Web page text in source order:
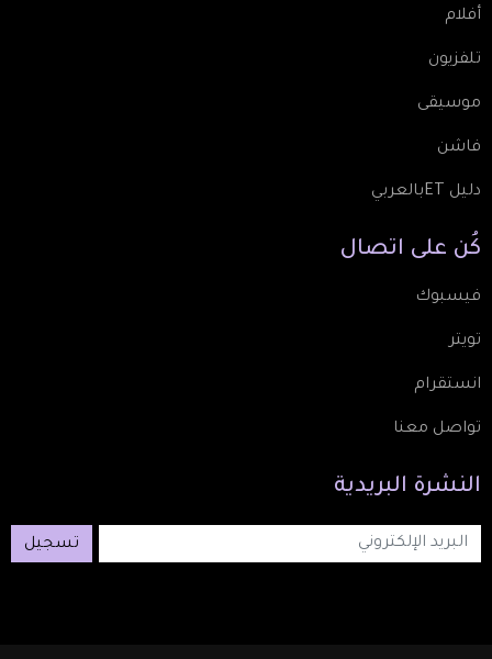
أفلام
تلفزيون
موسيقى
فاشن
دليل ETبالعربي
كُن على اتصال
فيسبوك
تويتر
انستقرام
تواصل معنا
النشرة البريدية
تسجيل